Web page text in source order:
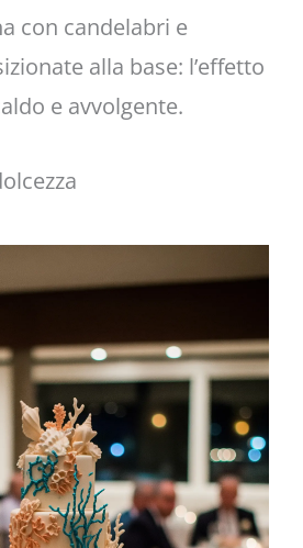
con candelabri e
alla base: l’effetto
e avvolgente.